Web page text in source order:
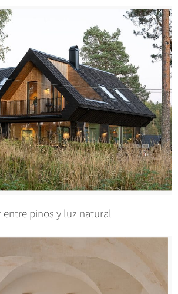
entre pinos y luz natural